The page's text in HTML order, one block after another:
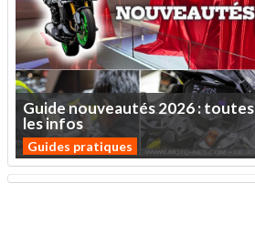
Guidenouveautés2026:toutes
lesinfos
Guides pratiques